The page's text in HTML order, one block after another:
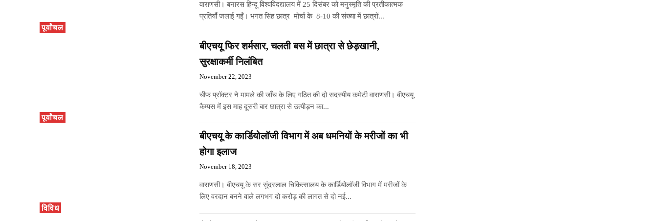
पूर्वांचल
वाराणसी। बनारस हिन्दू विश्वविदद्यालय में 25 दिसंबर को मनुस्मृति की प्रतीकात्मक
प्रतियाँ जलाई गईं। भगत सिंह छात्र मोर्चा के 8-10 की संख्या में छात्रों...
पूर्वांचल
बीएचयू फिर शर्मसार, चलती बस में छात्रा से छेड़खानी,
सुरक्षाकर्मी निलंबित
November 22, 2023
चीफ प्रॉक्टर ने मामले की जाँच के लिए गठित की दो सदस्यीय कमेटी वाराणसी। बीएचयू
कैम्पस में इस माह दूसरी बार छात्रा से उत्पीड़न का...
विविध
बीएचयू के कार्डियोलॉजी विभाग में अब धमनियों के मरीजों का भी
होगा इलाज
November 18, 2023
वाराणसी। बीएचयू के सर सुंदरलाल चिकित्सालय के कार्डियोलॉजी विभाग में मरीजों के
लिए वरदान बनने वाले लगभग दो करोड़ की लागत से दो नई...